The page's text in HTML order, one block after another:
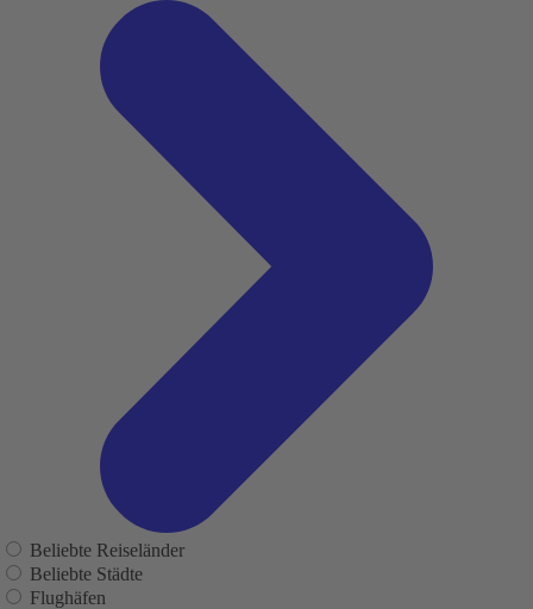
Beliebte Reiseländer
Beliebte Städte
Flughäfen